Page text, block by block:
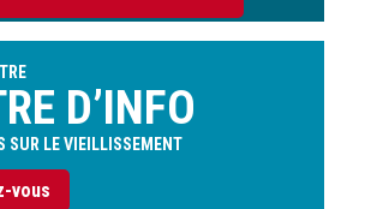
D’INFO
SUR LE VIEILLISSEMENT
vous